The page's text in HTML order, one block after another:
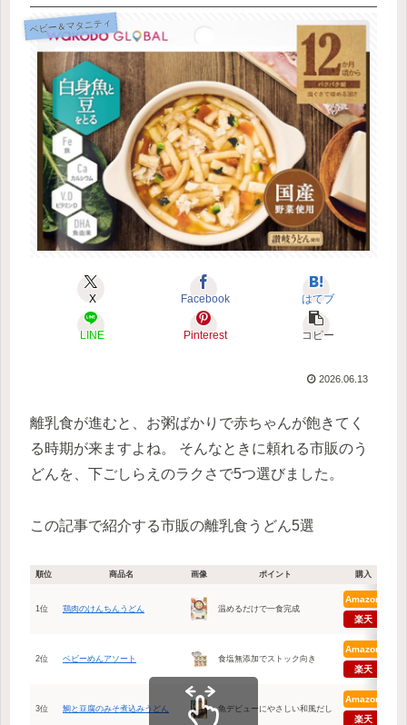
ベビー＆マタニティ
X Facebook はてブ
LINE Pinterest コピー
2026.06.13
離乳食が進むと、お粥ばかりで赤ちゃんが飽きてく
る時期が来ますよね。 そんなときに頼れる市販のう
どんを、下ごしらえのラクさで5つ選びました。
この記事で紹介する市販の離乳食うどん5選
順位 商品名 画像 ポイント 購入
1位 鶏肉のけんちんうどん 温めるだけで一食完成
Amazon
楽天
2位 ベビーめんアソート 食塩無添加でストック向き
Amazon
楽天
3位 鯛と豆腐のみそ煮込みうどん 魚デビューにやさしい和風だし
Amazon
楽天